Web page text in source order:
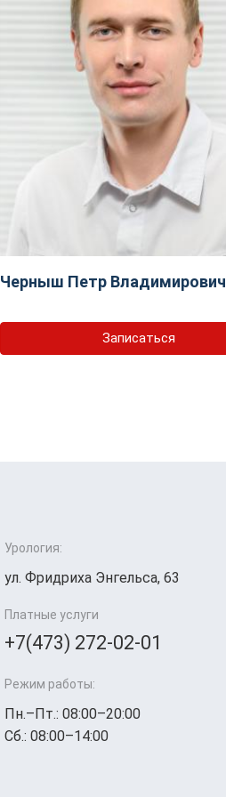
Черныш Петр Владимирович
Записаться
Урология:
ул. Фридриха Энгельса, 63
Платные услуги
+7(473) 272-02-01
Режим работы:
Пн.–Пт.: 08:00–20:00
Сб.: 08:00–14:00